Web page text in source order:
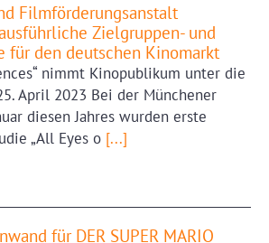
Filmförderungsanstalt
Zielgruppen- und
für den deutschen Kinomarkt
nimmt Kinopublikum unter die
April 2023 Bei der Münchener
diesen Jahres wurden erste
„All Eyes o[...]
für DER SUPER MARIO